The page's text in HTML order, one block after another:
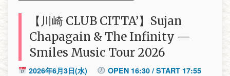
【川崎 CLUB CITTA’】Sujan
Chapagain & The Infinity —
Smiles Music Tour 2026
2026年6月3日(水)
OPEN 16:30 / START 17:55